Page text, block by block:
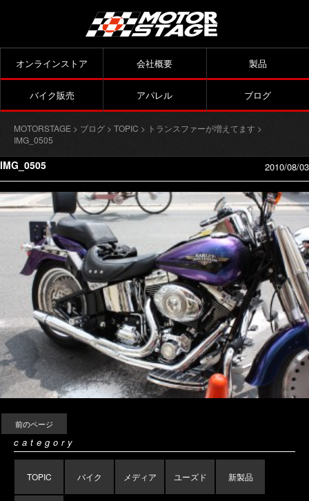
オンラインストア 会社概要 製品
バイク販売 アパレル ブログ
MOTORSTAGE > ブログ > TOPIC > トランスファーが増えてます >
IMG_0505
IMG_0505 2010/08/03
前のページ
category
TOPIC バイク メディア ユーズド 新製品